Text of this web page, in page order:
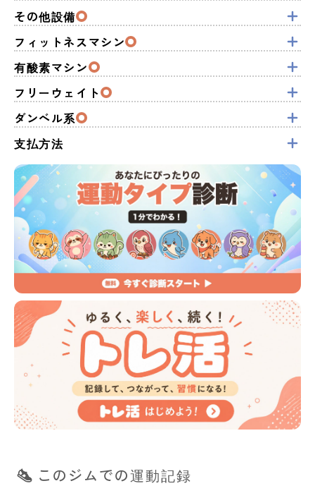
その他設備
フィットネスマシン
有酸素マシン
フリーウェイト
ダンベル系
支払方法
このジムでの運動記録